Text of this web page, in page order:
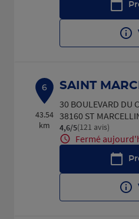
6
43.54
km
SAINT
30 BOULEVARD DU
38160 ST
4,6/5Note de 4.6 sur 5
(121 avis)
Fermé